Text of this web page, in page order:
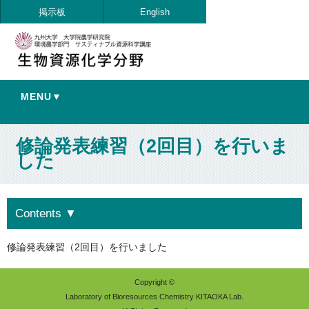
掲示板 English
MENU▼
修論発表練習（2回目）を行いま
した
修論発表練習（2回目）を行いました
Contents ▼
Copyright ©
Laboratory of Bioresources Chemistry KITAOKA Lab.